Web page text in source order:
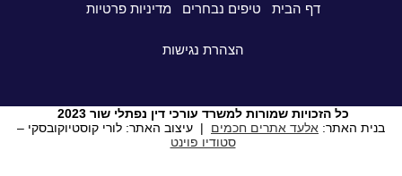
דף הבית
טיפים נבחרים מדיניות פרטיות
הצהרת נגישות
כל הזכויות שמורות למשרד עורכי דין נפתלי שור 2023
בנית האתר: אלעד אתרים חכמים | עיצוב האתר: לורי קוסטיוקובסקי –
סטודיו פוינט